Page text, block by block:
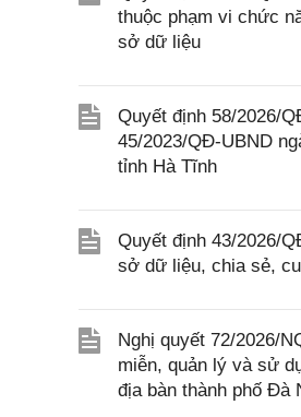
thuộc phạm vi chức
sở dữ liệu
Quyết định 58/2026/
45/2023/QĐ-UBND
tỉnh Hà Tĩnh
Quyết định 43/2026/
sở dữ liệu, chia sẻ,
Nghị quyết 72/2026/
miễn, quản lý và sử
địa bàn thành phố Đà